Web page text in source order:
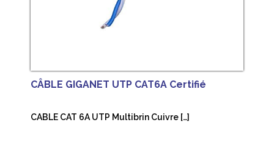
CÂBLE GIGANET UTP CAT6A Certifié
CABLE CAT 6A UTP Multibrin Cuivre […]